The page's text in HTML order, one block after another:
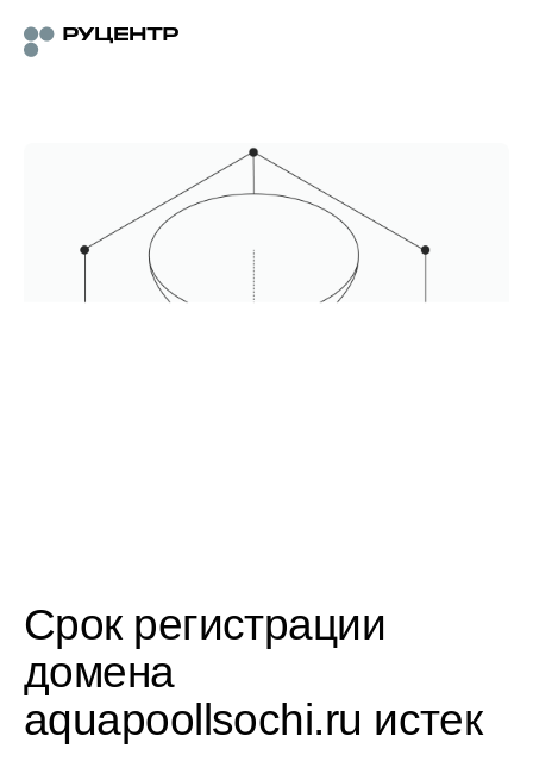
Срок регистрации
домена
aquapoollsochi.ru истек